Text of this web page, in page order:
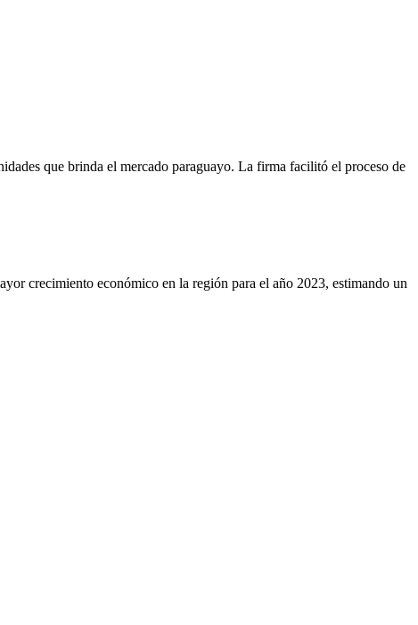
que brinda el mercado paraguayo. La firma facilitó el proceso de
crecimiento económico en la región para el año 2023, estimando un